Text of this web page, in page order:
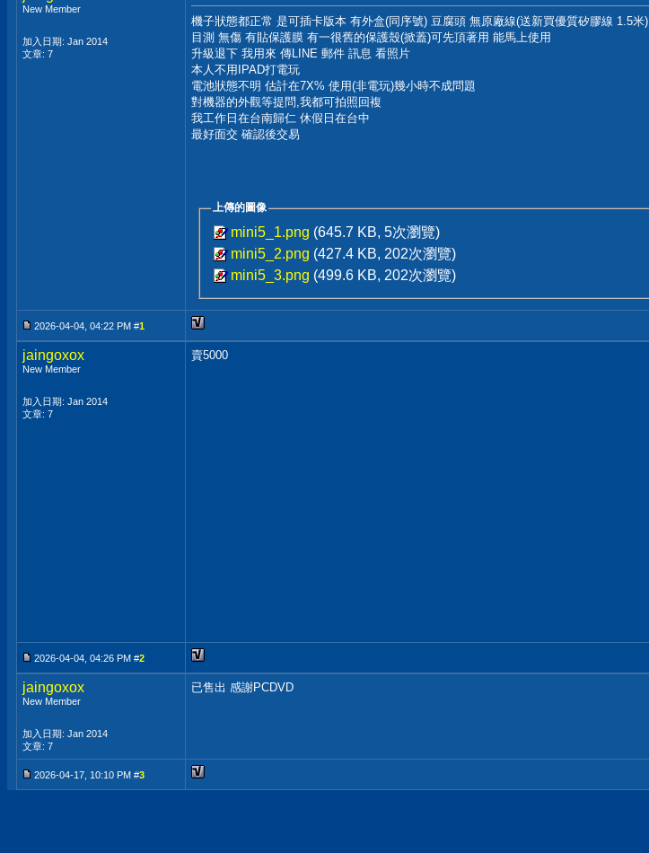
New Member
加入日期: Jan 2014
文章: 7
機子狀態都正常 是可插卡版本 有外盒(同序號) 豆腐頭 無原廠線(送新買優質矽膠線 1.5米)
目測 無傷 有貼保護膜 有一很舊的保護殼(掀蓋)可先頂著用 能馬上使用
升級退下 我用來 傳LINE 郵件 訊息 看照片
本人不用IPAD打電玩
電池狀態不明 估計在7X% 使用(非電玩)幾小時不成問題
對機器的外觀等提問,我都可拍照回複
我工作日在台南歸仁 休假日在台中
最好面交 確認後交易
上傳的圖像
mini5_1.png (645.7 KB, 5次瀏覽)
mini5_2.png (427.4 KB, 202次瀏覽)
mini5_3.png (499.6 KB, 202次瀏覽)
2026-04-04, 04:22 PM #1
jaingoxox
New Member
加入日期: Jan 2014
文章: 7
賣5000
2026-04-04, 04:26 PM #2
jaingoxox
New Member
加入日期: Jan 2014
文章: 7
已售出 感謝PCDVD
2026-04-17, 10:10 PM #3